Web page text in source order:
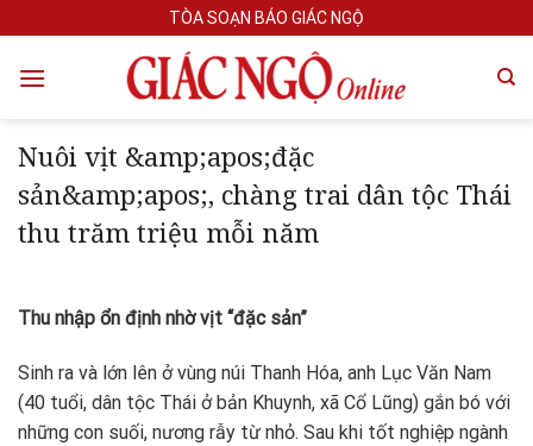
to
content
TÒA SOẠN BÁO GIÁC NGỘ
Nuôi vịt &amp;apos;đặc
sản&amp;apos;, chàng trai dân tộc Thái
thu trăm triệu mỗi năm
Thu nhập ổn định nhờ vịt “đặc sản”
Sinh ra và lớn lên ở vùng núi Thanh Hóa, anh Lục Văn Nam
(40 tuổi, dân tộc Thái ở bản Khuynh, xã Cổ Lũng) gắn bó với
những con suối, nương rẫy từ nhỏ. Sau khi tốt nghiệp ngành